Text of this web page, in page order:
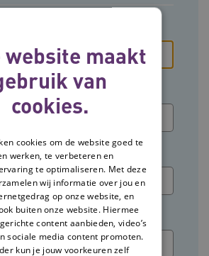
met
(optioneel)
website maakt
van
cookies.
cookies om de website goed te
werken, te verbeteren en
te optimaliseren. Met deze
wij informatie over jou en
op onze website, en
buiten onze website. Hiermee
content aanbieden, video’s
sociale media content promoten.
kun je jouw voorkeuren zelf